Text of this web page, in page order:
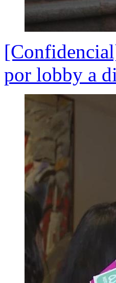
por lobby a